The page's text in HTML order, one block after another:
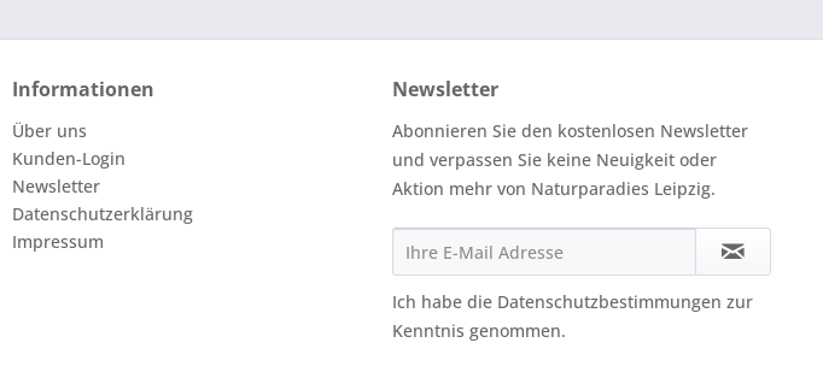
Informationen
Über uns
Kunden-Login
Newsletter
Datenschutzerklärung
Impressum
Newsletter
Abonnieren Sie den kostenlosen Newsletter
und verpassen Sie keine Neuigkeit oder
Aktion mehr von Naturparadies Leipzig.
Ich habe die Datenschutzbestimmungen zur
Kenntnis genommen.